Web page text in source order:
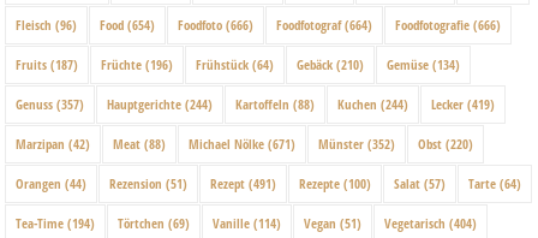
Fleisch (96) Food (654) Foodfoto (666) Foodfotograf(664) Foodfotografie (666)
Fruits (187) Früchte (196) Frühstück (64) Gebäck (210) Gemüse (134)
Genuss (357) Hauptgerichte (244) Kartoffeln (88) Kuchen (244) Lecker (419)
Marzipan (42) Meat (88) Michael Nölke (671) Münster (352) Obst (220)
Orangen (44) Rezension (51) Rezept (491) Rezepte (100) Salat (57) Tarte (64)
Tea-Time (194) Törtchen (69) Vanille (114) Vegan (51) Vegetarisch (404)